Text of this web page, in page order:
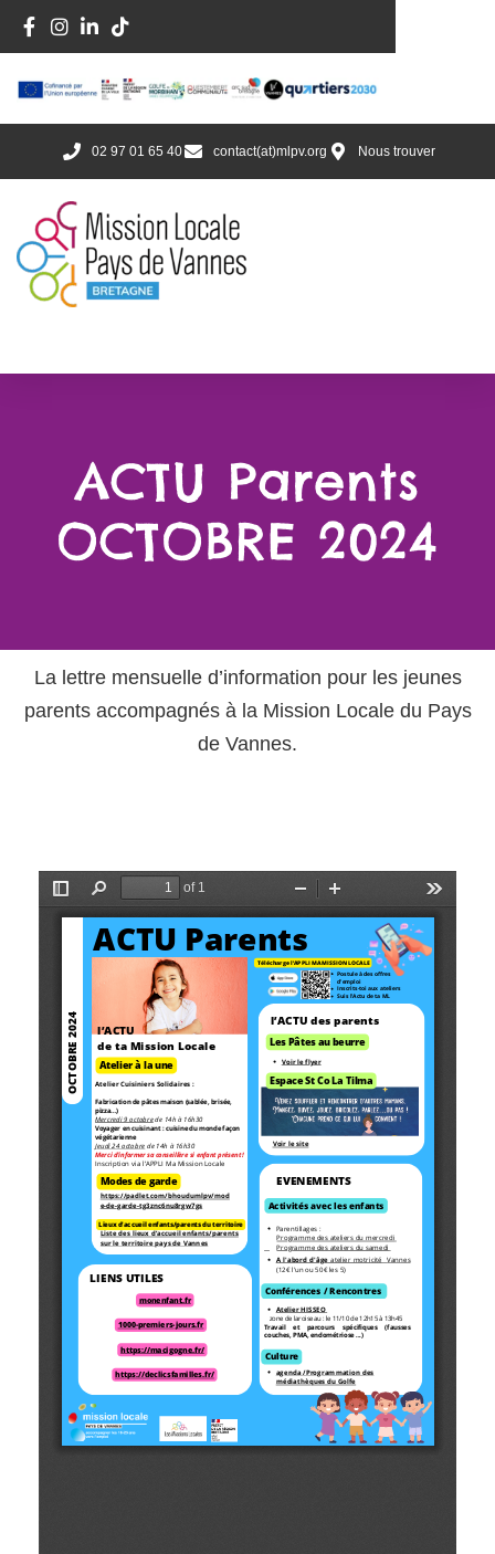
02 97 01 65 40 contact(at)mlpv.org Nous trouver
ACTU Parents
OCTOBRE 2024
La lettre mensuelle d’information pour les jeunes
parents accompagnés à la Mission Locale du Pays
de Vannes.